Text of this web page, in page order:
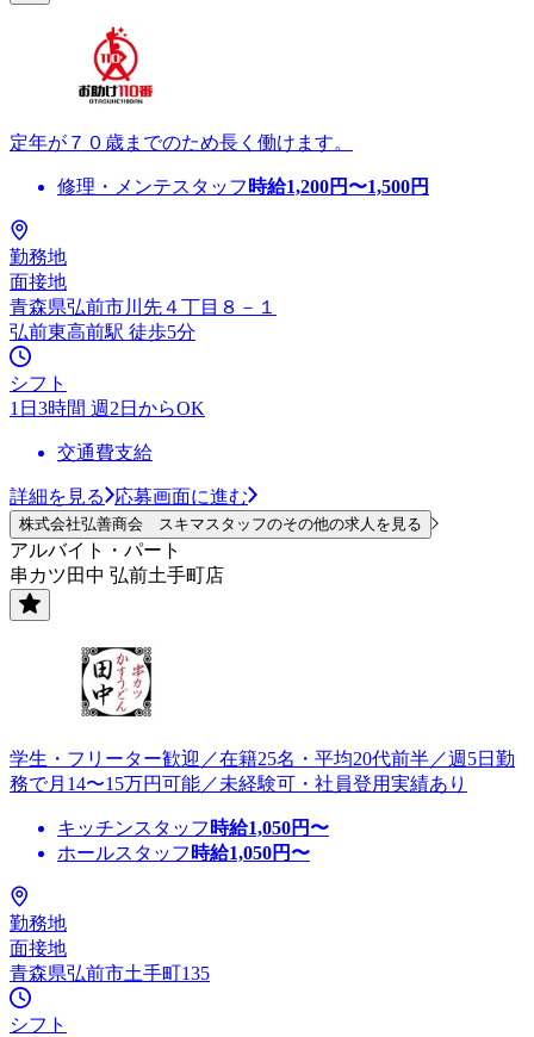
定年が７０歳までのため長く働けます。
修理・メンテスタッフ 時給1,200円〜1,500円
勤務地
面接地
青森県弘前市川先４丁目８－１
弘前東高前駅 徒歩5分
シフト
1日3時間 週2日からOK
交通費支給
詳細を見る 応募画面に進む
株式会社弘善商会 スキマスタッフのその他の求人を見る
アルバイト・パート
串カツ田中 弘前土手町店
学生・フリーター歓迎／在籍25名・平均20代前半／週5日勤
務で月14〜15万円可能／未経験可・社員登用実績あり
キッチンスタッフ 時給1,050円〜
ホールスタッフ 時給1,050円〜
勤務地
面接地
青森県弘前市土手町135
シフト